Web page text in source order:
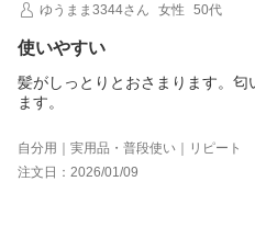
ゆうまま3344さん
女性 50代
使いやすい
髪がしっとりとおさまります。
ます。
自分用｜実用品・普段使い｜リピート
注文日：2026/01/09